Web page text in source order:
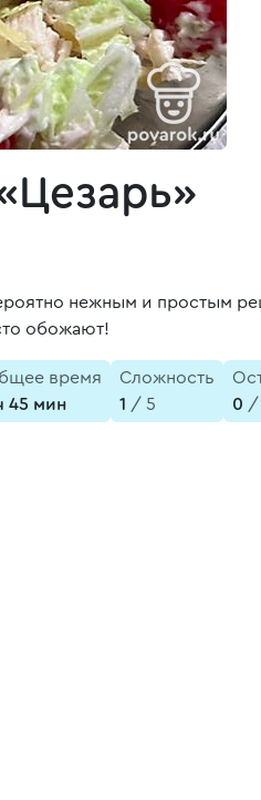
нежным и простым
обожают!
время
45 мин
Сложность
1 / 5
0 /